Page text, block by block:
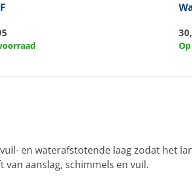
en waterafstotende laag zodat het
aanslag, schimmels en vuil.